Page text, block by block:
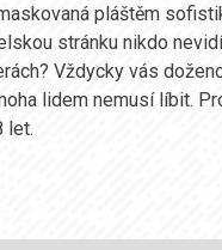
pláštěm
stránku nikdo
Vždycky vás
lidem nemusí líbit.
let.